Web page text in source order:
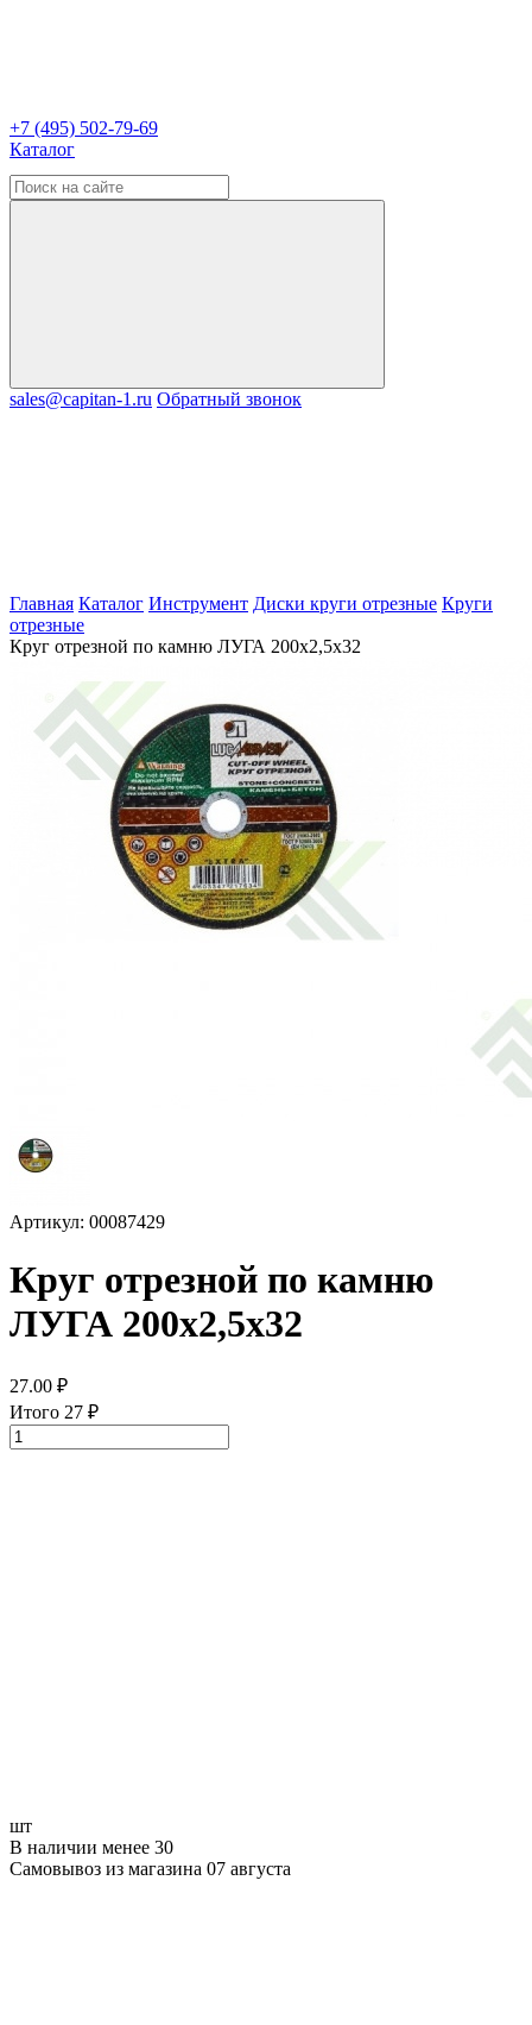
+7 (495) 502-79-69
Каталог
sales@capitan-1.ru Обратный звонок
Главная Каталог Инструмент Диски круги отрезные Круги
отрезные
Круг отрезной по камню ЛУГА 200х2,5х32
Артикул: 00087429
Круг отрезной по камню
ЛУГА 200х2,5х32
27.00 ₽
Итого 27 ₽
шт
В наличии менее 30
Самовывоз из магазина 07 августа